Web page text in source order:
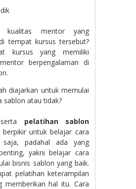
kualitas mentor yang
tempat kursus tersebut?
kursus yang memiliki
berpengalaman di
diajarkan untuk memulai
sablon atau tidak?
pelatihan sablon
berpikir untuk belajar cara
saja, padahal ada yang
yakni belajar cara
bisnis sablon yang baik.
pelatihan keterampilan
memberikan hal itu. Cara